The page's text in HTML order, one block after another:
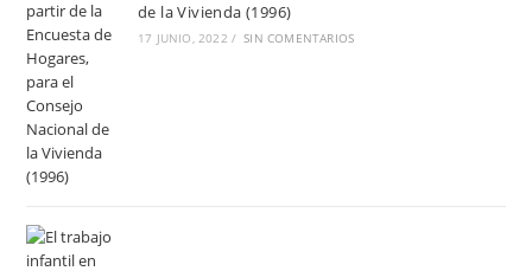
de la Vivienda (1996)
17 JUNIO, 2022 / SIN COMENTARIOS